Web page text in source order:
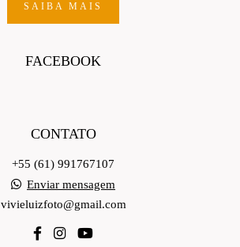
SAIBA MAIS
FACEBOOK
CONTATO
+55 (61) 991767107
Enviar mensagem
vivieluizfoto@gmail.com